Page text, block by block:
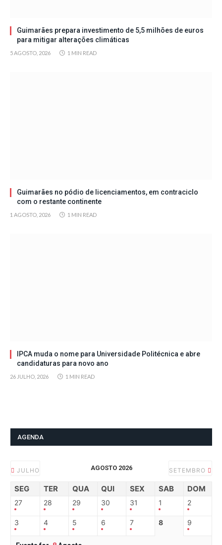
Guimarães prepara investimento de 5,5 milhões de euros
para mitigar alterações climáticas
5 AGOSTO, 2026 1 MIN READ
Guimarães no pódio de licenciamentos, em contraciclo
com o restante continente
1 AGOSTO, 2026 1 MIN READ
IPCA muda o nome para Universidade Politécnica e abre
candidaturas para novo ano
26 JULHO, 2026 1 MIN READ
AGENDA
JULHO AGOSTO 2026 SETEMBRO
SEG TER QUA QUI SEX SAB DOM
27 28 29 30 31 1 2
3 4 5 6 7 8 9